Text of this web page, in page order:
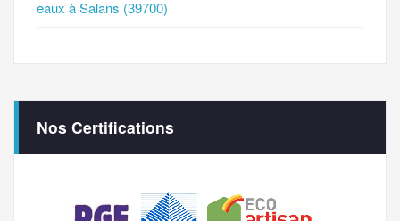
eaux à Salans (39700)
Nos Certifications